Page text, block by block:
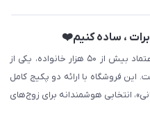
، ساده کنیم❤️
با سال‌ها سابقه و اعتماد بیش از ۵۰ هزار خانواده، یکی از
این فروشگاه با ارائه دو پکیج کامل
انتخابی هوشمندانه برای زوج‌های